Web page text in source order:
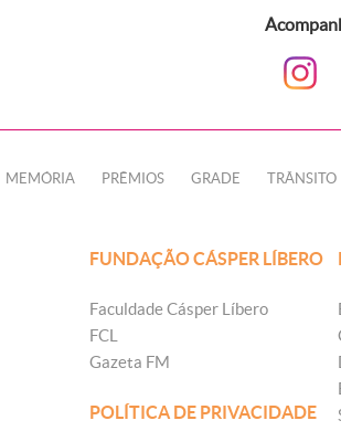
MEMÓRIA PRÊMIOS GRADE TRÂNSITO
FUNDAÇÃO CÁSPER LÍBERO
Faculdade Cásper Líbero
FCL
Gazeta FM
POLÍTICA DE PRIVACIDADE